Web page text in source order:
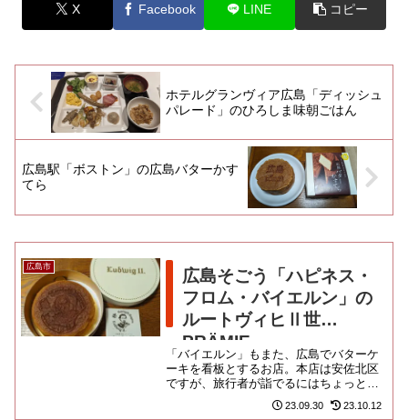
X Facebook LINE コピー
ホテルグランヴィア広島「ディッシュ
パレード」のひろしま味朝ごはん
広島駅「ボストン」の広島バターかす
てら
広島市
広島そごう「ハピネス・
フロム・バイエルン」の
ルートヴィヒⅡ世
PRÄMIE
「バイエルン」もまた、広島でバターケ
ーキを看板とするお店。本店は安佐北区
ですが、旅行者が詣でるにはちょっと遠
いので、今回はそごうの地下に入ってい
る支店を利用しましたよ。ご覧...
23.09.30 23.10.12